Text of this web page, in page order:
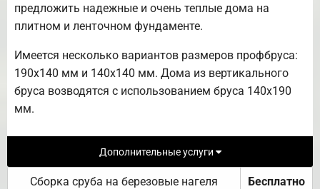
предложить надежные и очень теплые дома на
плитном и ленточном фундаменте.
Имеется несколько вариантов размеров профбруса:
190х140 мм и 140х140 мм. Дома из вертикального
бруса возводятся с использованием бруса 140х190
мм.
Дополнительные услуги
Сборка сруба на березовые нагеля Бесплатно